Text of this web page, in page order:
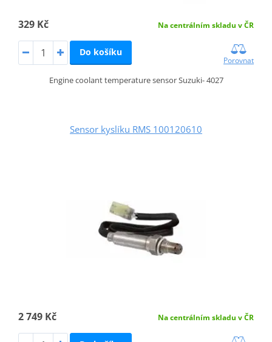
329 Kč Na centrálním skladu v ČR
Do košíku
Porovnat
Engine coolant temperature sensor Suzuki- 4027
Sensor kyslíku RMS 100120610
2 749 Kč Na centrálním skladu v ČR